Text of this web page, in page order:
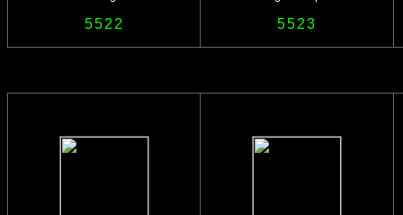
5522 5523